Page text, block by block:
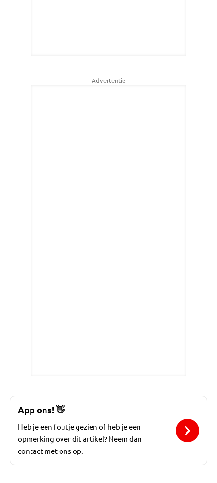
Advertentie
App ons!👋
Heb je een foutje gezien of heb je een
opmerking over dit artikel? Neem dan
contact met ons op.